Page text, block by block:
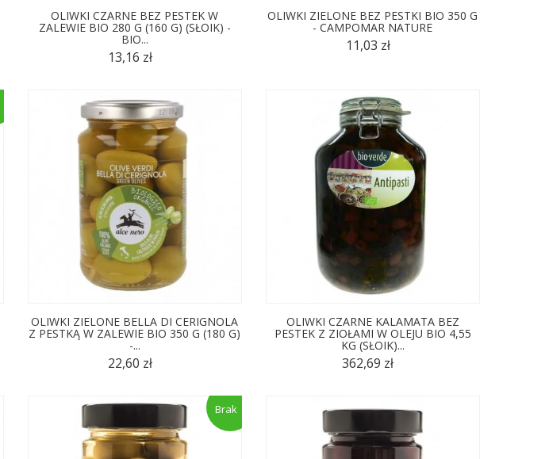
OLIWKI CZARNE BEZ PESTEK W
ZALEWIE BIO 280 G (160 G) (SŁOIK) -
BIO...
13,16 zł
OLIWKI ZIELONE BEZ PESTKI BIO 350 G
- CAMPOMAR NATURE
11,03 zł
OLIWKI ZIELONE BELLA DI CERIGNOLA
Z PESTKĄ W ZALEWIE BIO 350 G (180 G)
-...
22,60 zł
OLIWKI CZARNE KALAMATA BEZ
PESTEK Z ZIOŁAMI W OLEJU BIO 4,55
KG (SŁOIK)...
362,69 zł
Brak